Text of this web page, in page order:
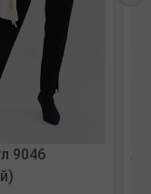
9046